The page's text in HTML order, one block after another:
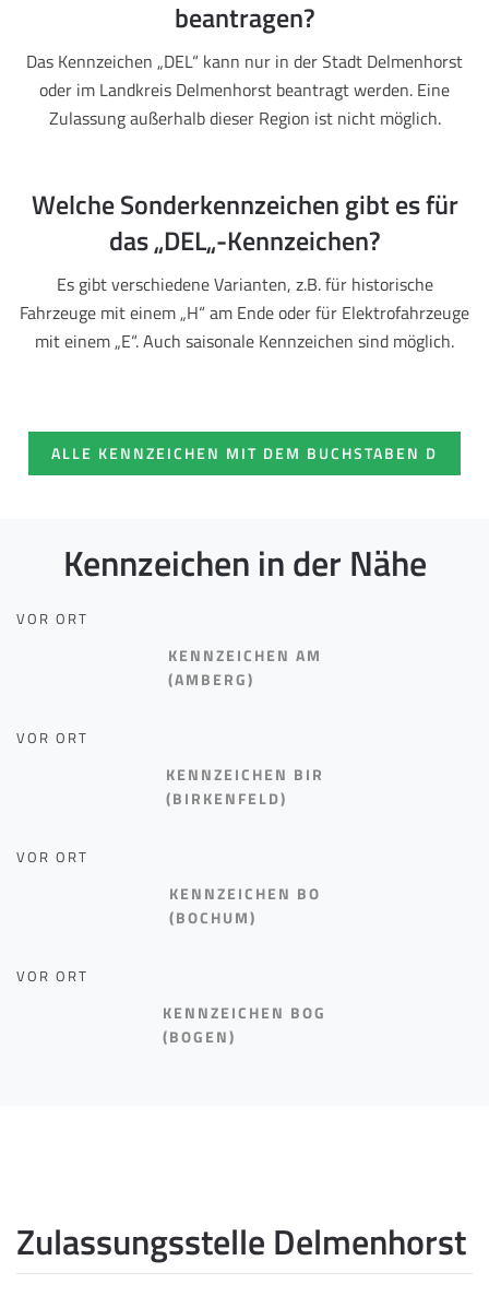
beantragen?
Das Kennzeichen „DEL“ kann nur in der Stadt Delmenhorst
oder im Landkreis Delmenhorst beantragt werden. Eine
Zulassung außerhalb dieser Region ist nicht möglich.
Welche Sonderkennzeichen gibt es für
das „DEL„-Kennzeichen?
Es gibt verschiedene Varianten, z.B. für historische
Fahrzeuge mit einem „H“ am Ende oder für Elektrofahrzeuge
mit einem „E“. Auch saisonale Kennzeichen sind möglich.
ALLE KENNZEICHEN MIT DEM BUCHSTABEN D
Kennzeichen in der Nähe
VOR ORT
KENNZEICHEN AM
(AMBERG)
VOR ORT
KENNZEICHEN BIR
(BIRKENFELD)
VOR ORT
KENNZEICHEN BO
(BOCHUM)
VOR ORT
KENNZEICHEN BOG
(BOGEN)
Zulassungsstelle Delmenhorst